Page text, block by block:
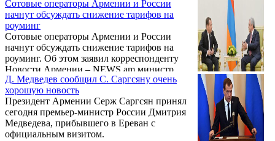
заявлениями, сделанными самим главой
российского правительства и
представителями прибывшей делегации.
Сотовые операторы Армении и России
начнут обсуждать снижение тарифов на
роуминг
Сотовые операторы Армении и России
начнут обсуждать снижение тарифов на
роуминг. Об этом заявил корреспонденту
Новости Армении – NEWS.am министр
транспорта, связи и информационных
технологий Армении Ваан Мартиросян, по
итогам встречи премьер-министров
Армении и России, Карена Карапетяна и
Дмитрия Медведева в Правительстве
Армении 24 октября.
Д. Медведев сообщил С. Саргсяну очень
хорошую новость
Президент Армении Серж Саргсян принял
сегодня премьер-министр России Дмитрия
Медведева, прибывшего в Ереван с
официальным визитом.